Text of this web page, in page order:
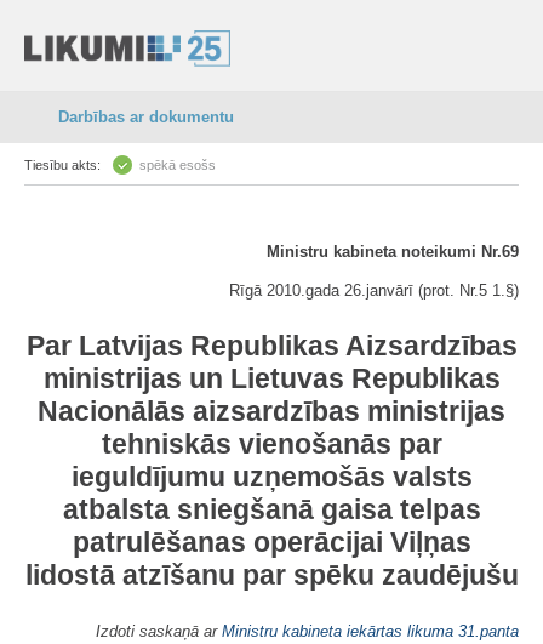
Darbības ar dokumentu
Tiesību akts: spēkā esošs
Ministru kabineta noteikumi Nr.69
Rīgā 2010.gada 26.janvārī (prot. Nr.5 1.§)
Par Latvijas Republikas Aizsardzības
ministrijas un Lietuvas Republikas
Nacionālās aizsardzības ministrijas
tehniskās vienošanās par
ieguldījumu uzņemošās valsts
atbalsta sniegšanā gaisa telpas
patrulēšanas operācijai Viļņas
lidostā atzīšanu par spēku zaudējušu
Izdoti saskaņā ar Ministru kabineta iekārtas likuma 31.panta